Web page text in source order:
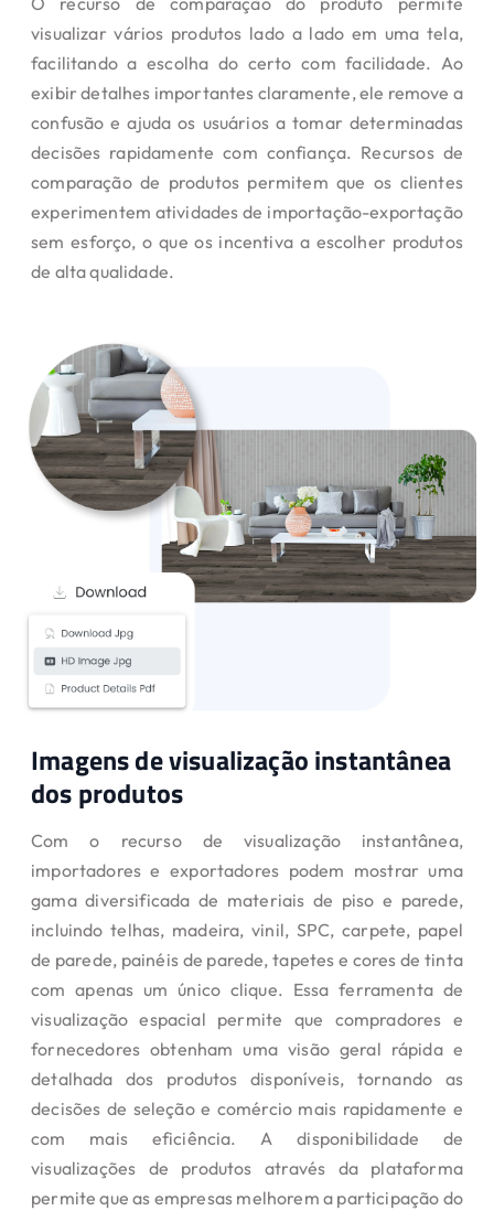
visualizar vários produtos lado a lado em uma tela,
facilitando a escolha do certo com facilidade. Ao
exibir detalhes importantes claramente, ele remove a
confusão e ajuda os usuários a tomar determinadas
decisões rapidamente com confiança. Recursos de
comparação de produtos permitem que os clientes
experimentem atividades de importação-exportação
sem esforço, o que os incentiva a escolher produtos
de alta qualidade.
Imagens de visualização instantânea
dos produtos
Com o recurso de visualização instantânea,
importadores e exportadores podem mostrar uma
gama diversificada de materiais de piso e parede,
incluindo telhas, madeira, vinil, SPC, carpete, papel
de parede, painéis de parede, tapetes e cores de tinta
com apenas um único clique. Essa ferramenta de
visualização espacial permite que compradores e
fornecedores obtenham uma visão geral rápida e
detalhada dos produtos disponíveis, tornando as
decisões de seleção e comércio mais rapidamente e
com mais eficiência. A disponibilidade de
visualizações de produtos através da plataforma
permite que as empresas melhorem a participação do